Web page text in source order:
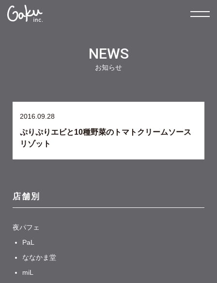
NEWS
お知らせ
2016.09.28
ぷりぷりエビと10種野菜のトマトクリームソース
リゾット
店舗別
夜パフェ
PaL
ななかま堂
miL